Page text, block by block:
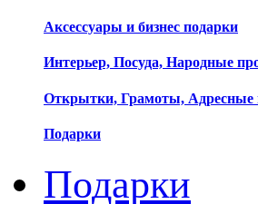
Аксессуары и бизнес подарки
Интерьер, Посуда, Народные
Открытки, Грамоты, Адресные
Подарки
Подарки